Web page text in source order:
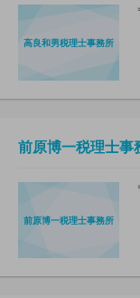
高良和男税理士事務所
前原博一税理士事
前原博一税理士事務所